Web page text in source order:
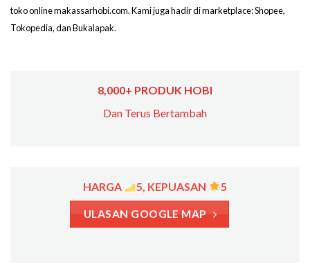
toko online makassarhobi.com. Kami juga hadir di marketplace: Shopee,
Tokopedia, dan Bukalapak.
8,000+ PRODUK HOBI
Dan Terus Bertambah
HARGA 5, KEPUASAN 5
ULASAN GOOGLE MAP